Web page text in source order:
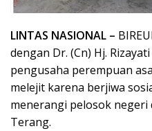
LINTAS NASIONAL –
dengan Dr. (Cn) Hj.
pengusaha perempuan
melejit karena berjiwa
menerangi pelosok
Terang.